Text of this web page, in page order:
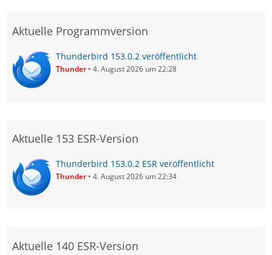
Aktuelle Programmversion
Thunderbird 153.0.2 veröffentlicht
Thunder 4. August 2026 um 22:28
Aktuelle 153 ESR-Version
Thunderbird 153.0.2 ESR veröffentlicht
Thunder 4. August 2026 um 22:34
Aktuelle 140 ESR-Version